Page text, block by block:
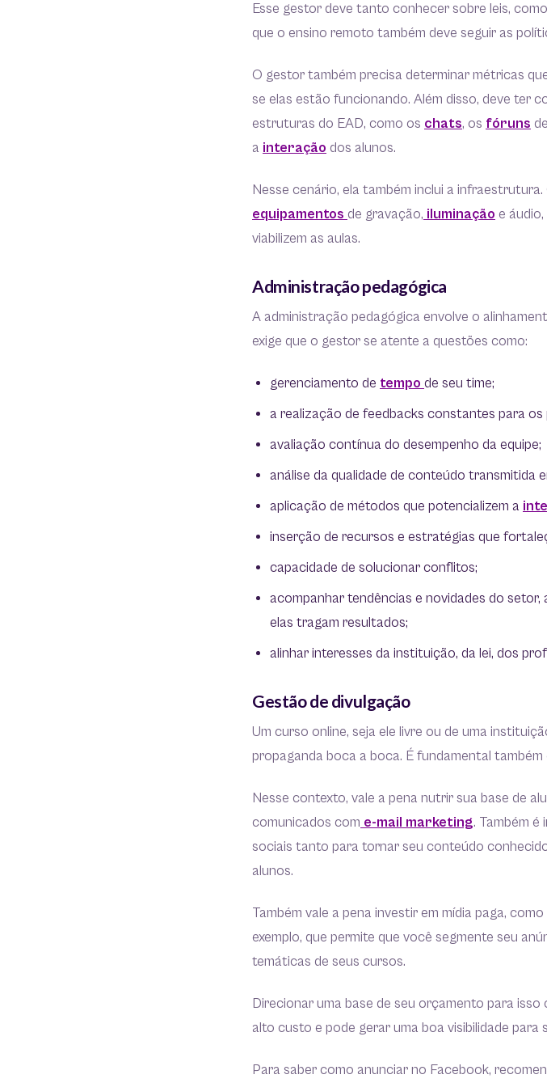
Esse gestor deve tanto conhecer sobre leis,
que o ensino remoto também deve seguir as
O gestor também precisa determinar métricas
se elas estão funcionando. Além disso, deve ter
estruturas do EAD, como os chats, os fóruns
a interação dos alunos.
Nesse cenário, ela também inclui a
equipamentos de gravação, iluminação e
viabilizem as aulas.
Administração pedagógica
A administração pedagógica envolve o
exige que o gestor se atente a questões como:
gerenciamento de tempo de seu time;
a realização de feedbacks constantes para os
avaliação contínua do desempenho da equipe;
análise da qualidade de conteúdo transmitida
aplicação de métodos que potencializem a
inserção de recursos e estratégias que
capacidade de solucionar conflitos;
acompanhar tendências e novidades do
elas tragam resultados;
alinhar interesses da instituição, da lei, dos
Gestão de divulgação
Um curso online, seja ele livre ou de uma
propaganda boca a boca. É fundamental também
Nesse contexto, vale a pena nutrir sua base de
comunicados com e-mail marketing. Também
sociais tanto para tornar seu conteúdo
alunos.
Também vale a pena investir em mídia paga,
exemplo, que permite que você segmente seu
temáticas de seus cursos.
Direcionar uma base de seu orçamento para
alto custo e pode gerar uma boa visibilidade para
Para saber como anunciar no Facebook,